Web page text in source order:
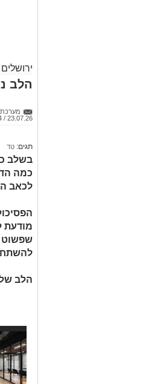
הלב
23.07.26 / 09:04
תגים: טד
בשלב
כמה
לכאב
מודעת
שפשוט
הלב